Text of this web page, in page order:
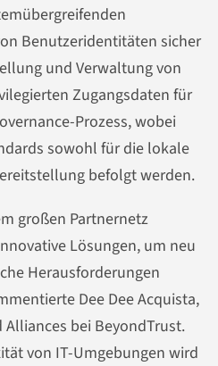
Benutzeridentitäten sicher
und Verwaltung von
Zugangsdaten für
Prozess, wobei
sowohl für die lokale
befolgt werden.
großen Partnernetz
Lösungen, um neu
Herausforderungen
Dee Dee Acquista,
Alliances bei BeyondTrust.
von IT-Umgebungen wird